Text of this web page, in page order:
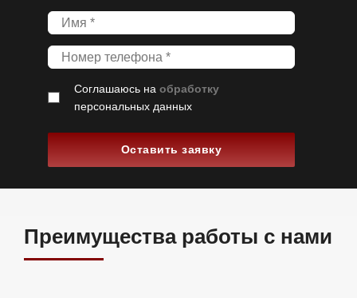
Соглашаюсь на обработку
персональных данных
Оставить заявку
Преимущества работы с нами